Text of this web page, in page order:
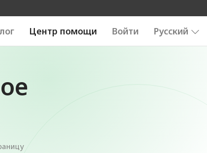
Центр помощи Войти Русский